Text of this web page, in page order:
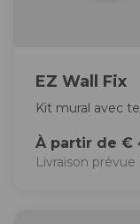
EZ Wall Fix
Kit mural avec
À partir de €
Livraison prévue